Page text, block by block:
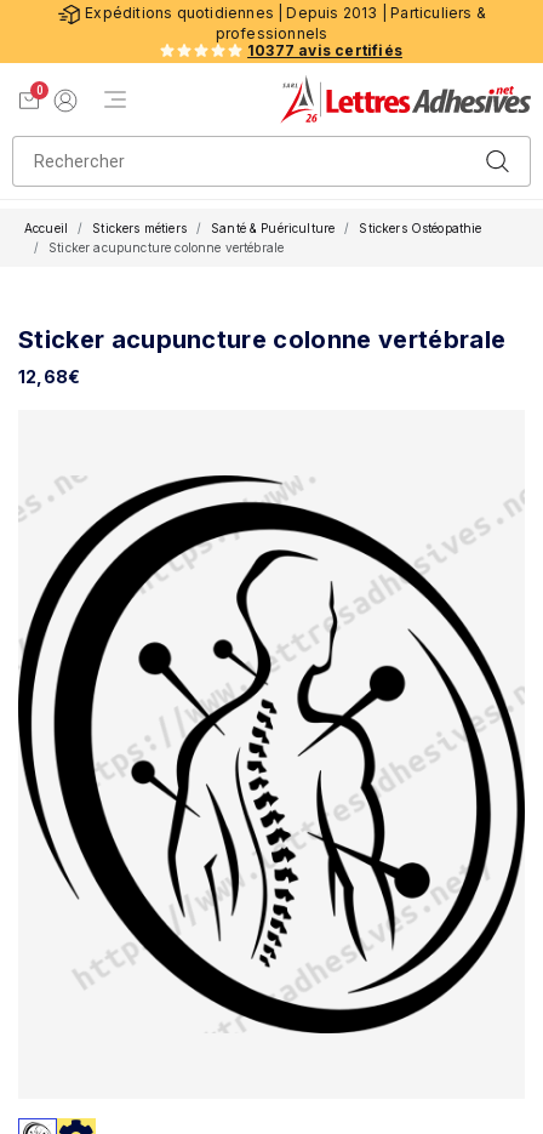
Expéditions quotidiennes | Depuis 2013 | Particuliers &
professionnels
10377 avis certifiés
0
Menu de navigation
Accueil Stickers métiers Santé & Puériculture
Stickers Ostéopathie
Sticker acupuncture colonne vertébrale
Sticker acupuncture colonne vertébrale
12,68€